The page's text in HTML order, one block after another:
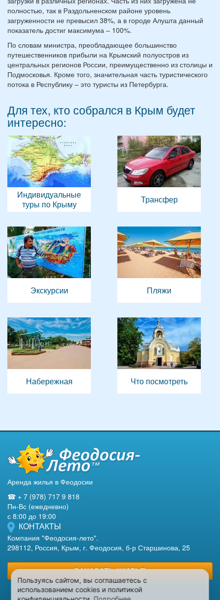
полностью, так в Раздольненском районе уровень
загруженности не превысил 38%, а в городе Алушта данный
показатель достиг максимума – 100%.
По словам министра, преобладающее большинство
путешественников прибыли на Крымский полуостров из
центральных регионов России, преимущественно из столицы и
Подмосковья. Кроме того, значительная часть туристического
потока в Республику – это туристы из Петербурга.
Для тех, кто собрался в Крым будет
интересно:
Индивидуальные
туры по Крыму
Трансфер
Экскурсии Пляжи
Набережная Что посмотреть
Аренда жилья в Феодосии
☎ + 7 (978) 717 9 818
Пн-Вс (ежедневно)
с 8:00 до 19:00
КОНТАКТЫ
Компания "Феодосия-лето".
298112, Россия, Крым, г. Феодосия, б-р Старшинова, 25
ЗАКАЗАТЬ ЖИЛЬЕ
Пользуясь сайтом, вы соглашаетесь с
использованием cookies и политикой